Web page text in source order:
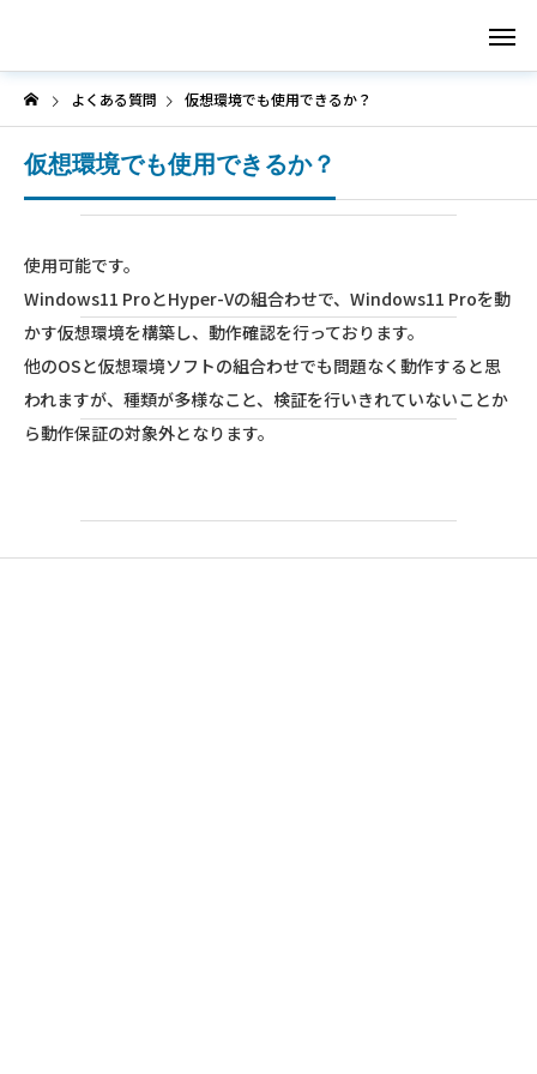
よくある質問 仮想環境でも使用できるか？
仮想環境でも使用できるか？
使用可能です。
Windows11 ProとHyper-Vの組合わせで、Windows11 Proを動
かす仮想環境を構築し、動作確認を行っております。
他のOSと仮想環境ソフトの組合わせでも問題なく動作すると思
われますが、種類が多様なこと、検証を行いきれていないことか
ら動作保証の対象外となります。
Menu1
Menu2
Menu3